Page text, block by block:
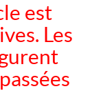
est
Les